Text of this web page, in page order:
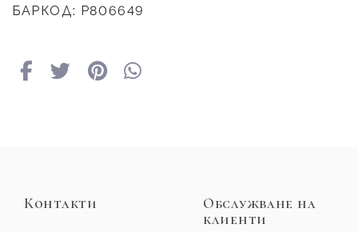
БАРКОД: Р806649
Контакти
Обслужване на
клиенти